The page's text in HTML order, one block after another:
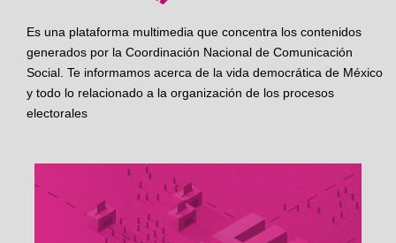
Es una plataforma multimedia que concentra los contenidos
generados por la Coordinación Nacional de Comunicación
Social. Te informamos acerca de la vida democrática de México
y todo lo relacionado a la organización de los procesos
electorales